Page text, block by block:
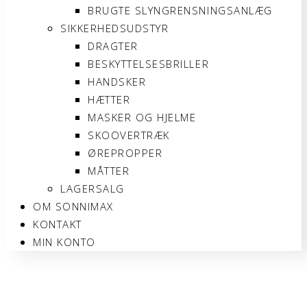
BRUGTE SLYNGRENSNINGSANLÆG
SIKKERHEDSUDSTYR
DRAGTER
BESKYTTELSESBRILLER
HANDSKER
HÆTTER
MASKER OG HJELME
SKOOVERTRÆK
ØREPROPPER
MÅTTER
LAGERSALG
OM SONNIMAX
KONTAKT
MIN KONTO